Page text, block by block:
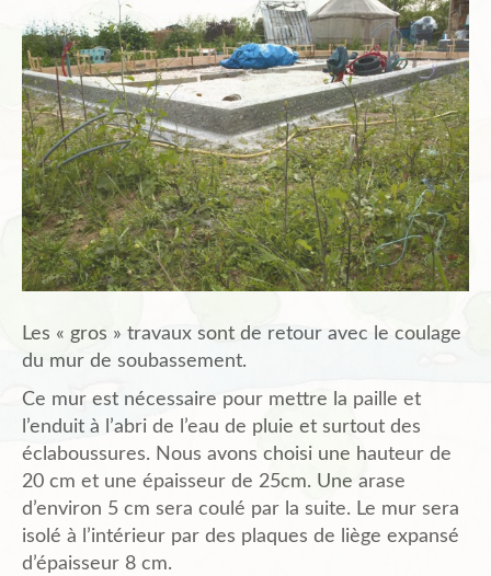
Les « gros » travaux sont de retour avec le coulage
du mur de soubassement.
Ce mur est nécessaire pour mettre la paille et
l’enduit à l’abri de l’eau de pluie et surtout des
éclaboussures. Nous avons choisi une hauteur de
20 cm et une épaisseur de 25cm. Une arase
d’environ 5 cm sera coulé par la suite. Le mur sera
isolé à l’intérieur par des plaques de liège expansé
d’épaisseur 8 cm.